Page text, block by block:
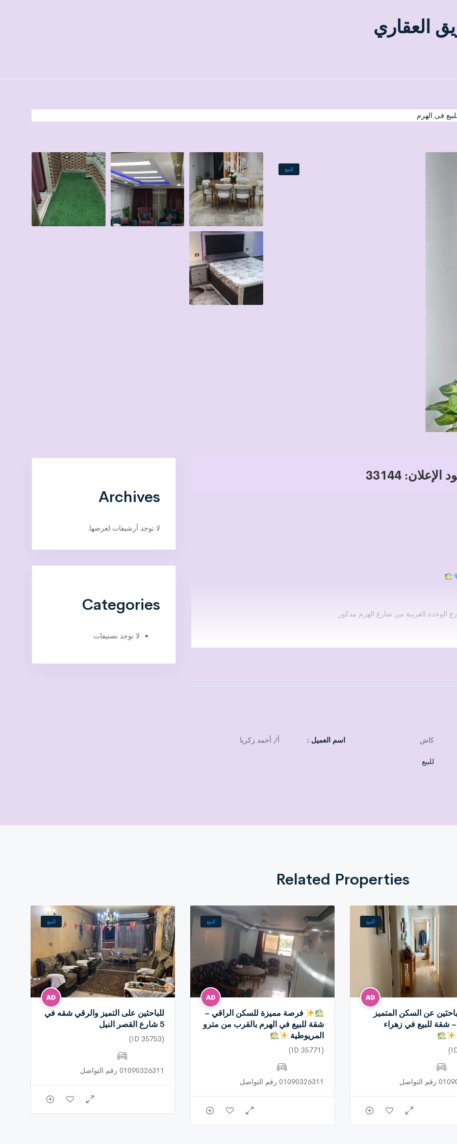
العقاري
فى الهرم
للبيع
الإعلان: 33144
العربية من شارع الهرم مدكور
كاش اسم العميل : أ/ أحمد زكريا
للبيع
Archives
لا توجد أرشيفات لعرضها.
Categories
لا توجد تصنيفات
Related Properties
للبيع
عن السكن المتميز
– شقة للبيع في زهراء
التواصل
للبيع
فرصة مميزة للسكن الراقي –
شقة للبيع في الهرم بالقرب من مترو
المريوطية
(ID 35771)
01090326311 رقم التواصل
للبيع
للباحثين على التميز والرقي شقه في
5 شارع القصر النيل
(ID 35753)
01090326311 رقم التواصل